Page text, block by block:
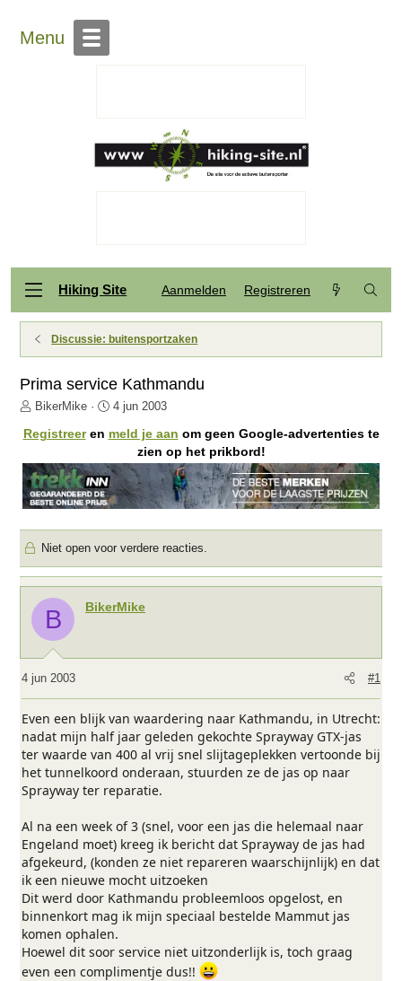
Menu
Hiking Site Aanmelden Registreren
Discussie: buitensportzaken
Prima service Kathmandu
O
d
r
w
e
r
p
s
t
a
e
r
BikerMike
S
a
t
d
a
t
u
m
4 jun 2003
Registreeren meld je aan om geen Google-advertenties te
zien op het prikbord!
Niet open voor verdere reacties.
B BikerMike
4 jun 2003 #1
Even een blijk van waardering naar Kathmandu, in Utrecht:
nadat mijn half jaar geleden gekochte Sprayway GTX-jas
ter waarde van 400 al vrij snel slijtageplekken vertoonde bij
het tunnelkoord onderaan, stuurden ze de jas op naar
Sprayway ter reparatie.
Al na een week of 3 (snel, voor een jas die helemaal naar
Engeland moet) kreeg ik bericht dat Sprayway de jas had
afgekeurd, (konden ze niet repareren waarschijnlijk) en dat
ik een nieuwe mocht uitzoeken
Dit werd door Kathmandu probleemloos opgelost, en
binnenkort mag ik mijn speciaal bestelde Mammut jas
komen ophalen.
Hoewel dit soor service niet uitzonderlijk is, toch graag
even een complimentje dus!!